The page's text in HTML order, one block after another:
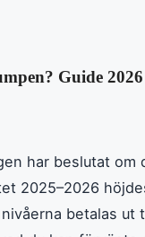
Guide 2026
har beslutat
2025–2026
betalas ut